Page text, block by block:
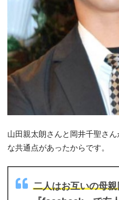
山田親太朗さんと岡井千聖さ
な共通点があったからです。
二人はお互いの母